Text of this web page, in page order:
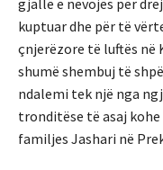
gjallë e nevojës për
kuptuar dhe për të
çnjerëzore të luftës në
shumë shembuj të
ndalemi tek një nga
tronditëse të asaj
familjes Jashari në